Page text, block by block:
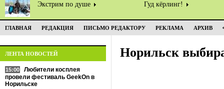
Экстрим по душе Гуд кёрлинг!
ГЛАВНАЯ РЕДАКЦИЯ ПИСЬМО РЕДАКТОРУ РЕКЛАМА АРХИВ
ЛЕНТА НОВОСТЕЙ
15:00
Любители косплея
провели фестиваль GeekOn в
Норильске
Норильск